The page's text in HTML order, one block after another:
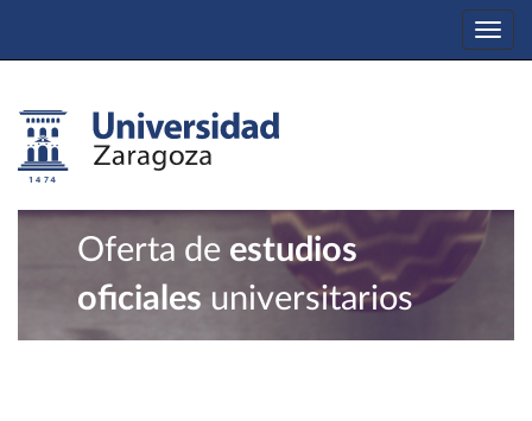
Oferta de estudios
oficiales universitarios